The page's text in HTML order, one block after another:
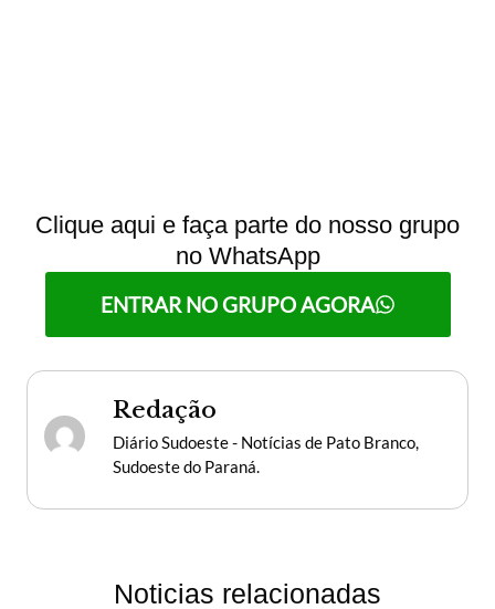
Clique aqui e faça parte do nosso grupo
no WhatsApp
ENTRAR NO GRUPO AGORA
Redação
Diário Sudoeste - Notícias de Pato Branco,
Sudoeste do Paraná.
Noticias relacionadas